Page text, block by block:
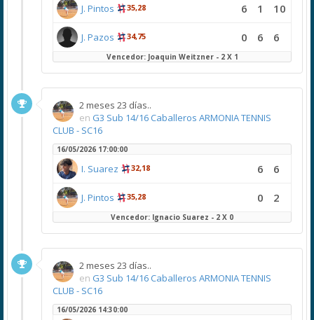
J. Pintos 35,28 6 1 10
J. Pazos 34,75 0 6 6
Vencedor: Joaquin Weitzner - 2 X 1
2 meses 23 días..
en G3 Sub 14/16 Caballeros ARMONIA TENNIS
CLUB - SC16
16/05/2026 17:00:00
I. Suarez 32,18 6 6
J. Pintos 35,28 0 2
Vencedor: Ignacio Suarez - 2 X 0
2 meses 23 días..
en G3 Sub 14/16 Caballeros ARMONIA TENNIS
CLUB - SC16
16/05/2026 14:30:00